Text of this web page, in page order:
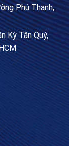
Phú Thạnh,
Kỳ Tân Quý,